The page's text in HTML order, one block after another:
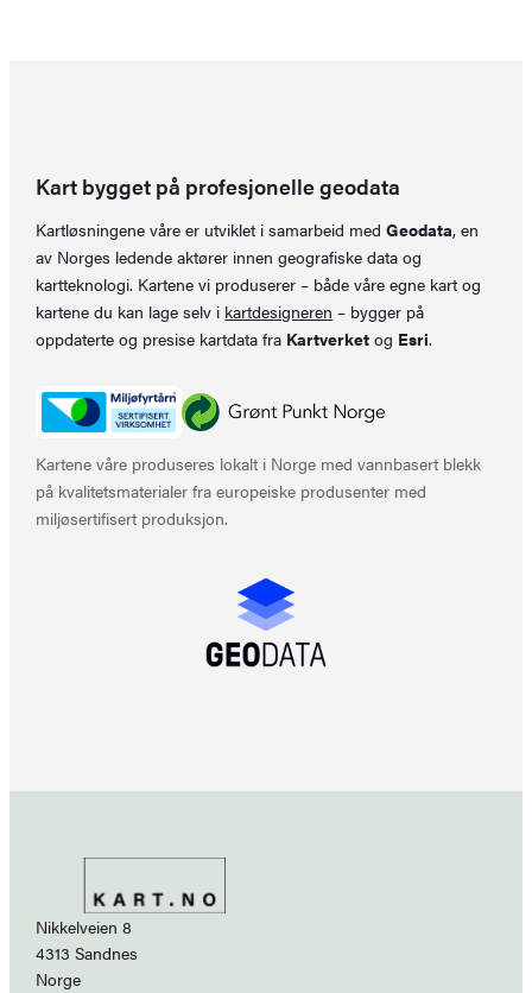
Kart bygget på profesjonelle geodata
Kartløsningene våre er utviklet i samarbeid medGeodata, en
av Norges ledende aktører innen geografiske data og
kartteknologi. Kartene vi produserer – både våre egne kart og
kartene du kan lage selv i kartdesigneren – bygger på
oppdaterte og presise kartdata fra Kartverket og Esri.
Kartene våre produseres lokalt i Norge med vannbasert blekk
på kvalitetsmaterialer fra europeiske produsenter med
miljøsertifisert produksjon.
Nikkelveien 8
4313 Sandnes
Norge